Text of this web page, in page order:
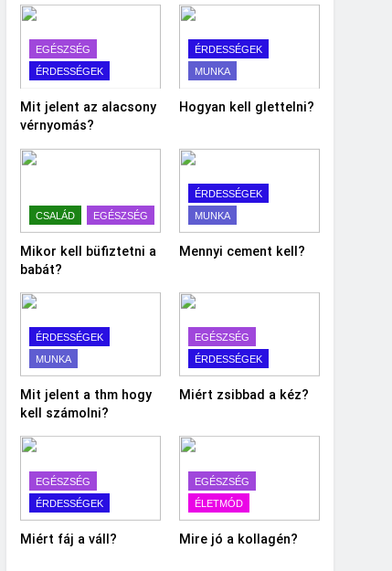
EGÉSZSÉG
ÉRDESSÉGEK
Mit jelent az alacsony
vérnyomás?
ÉRDESSÉGEK
MUNKA
Hogyan kell glettelni?
CSALÁD EGÉSZSÉG
Mikor kell büfiztetni a
babát?
ÉRDESSÉGEK
MUNKA
Mennyi cement kell?
ÉRDESSÉGEK
MUNKA
Mit jelent a thm hogy
kell számolni?
EGÉSZSÉG
ÉRDESSÉGEK
Miért zsibbad a kéz?
EGÉSZSÉG
ÉRDESSÉGEK
Miért fáj a váll?
EGÉSZSÉG
ÉLETMÓD
Mire jó a kollagén?